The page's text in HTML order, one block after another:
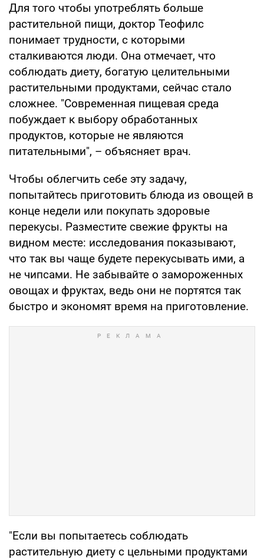
Для того чтобы употреблять больше
растительной пищи, доктор Теофилс
понимает трудности, с которыми
сталкиваются люди. Она отмечает, что
соблюдать диету, богатую целительными
растительными продуктами, сейчас стало
сложнее. "Современная пищевая среда
побуждает к выбору обработанных
продуктов, которые не являются
питательными", – объясняет врач.
Чтобы облегчить себе эту задачу,
попытайтесь приготовить блюда из овощей в
конце недели или покупать здоровые
перекусы. Разместите свежие фрукты на
видном месте: исследования показывают,
что так вы чаще будете перекусывать ими, а
не чипсами. Не забывайте о замороженных
овощах и фруктах, ведь они не портятся так
быстро и экономят время на приготовление.
"Если вы попытаетесь соблюдать
растительную диету с цельными продуктами